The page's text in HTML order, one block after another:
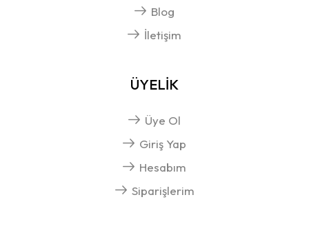
Blog
İletişim
ÜYELİK
Üye Ol
Giriş Yap
Hesabım
Siparişlerim